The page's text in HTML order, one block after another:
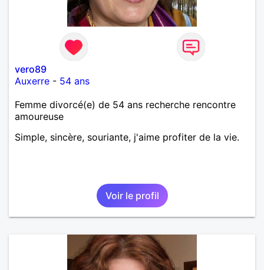
vero89
Auxerre - 54 ans
Femme divorcé(e) de 54 ans recherche rencontre
amoureuse
Simple, sincère, souriante, j'aime profiter de la vie.
Voir le profil